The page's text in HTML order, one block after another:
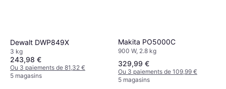
Dewalt DWP849X
3 kg
243,98 €
Ou 3 paiements de 81,32 €
5 magasins
Makita PO5000C
900 W, 2.8 kg
329,99 €
Ou 3 paiements de 109,99 €
5 magasins